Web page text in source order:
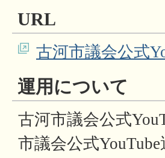
URL
古河市議会公式
運用について
古河市議会公式
市議会公式